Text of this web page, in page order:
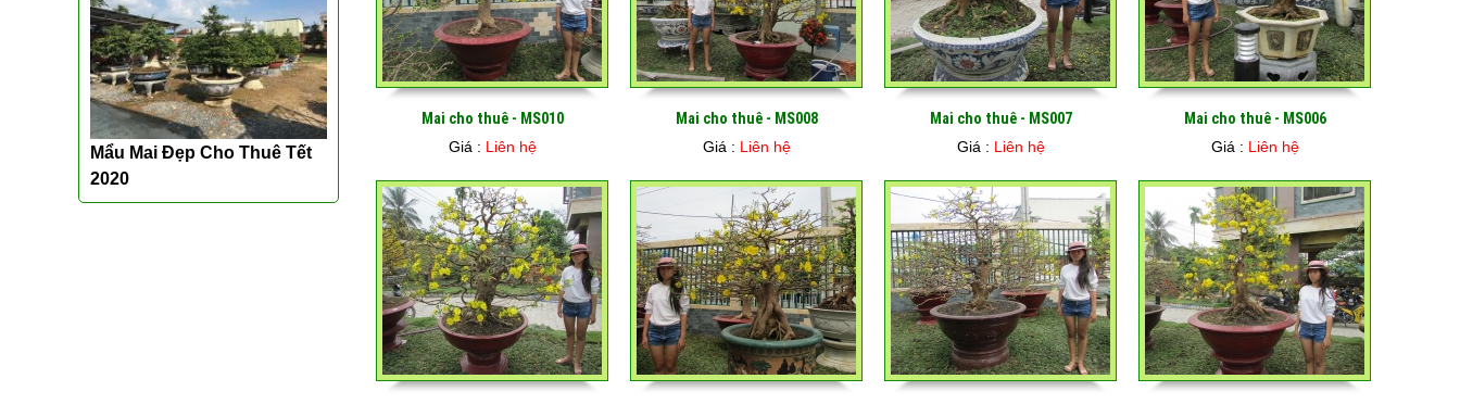
Mẩu Mai Đẹp Cho Thuê Tết
2020
Mai cho thuê - MS010
Giá : Liên hệ
Mai cho thuê - MS008
Giá : Liên hệ
Mai cho thuê - MS007
Giá : Liên hệ
Mai cho thuê - MS006
Giá : Liên hệ